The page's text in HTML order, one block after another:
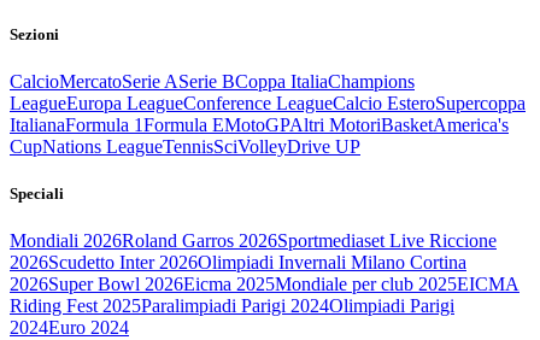
Sezioni
CalcioMercatoSerie ASerie BCoppa ItaliaChampions
LeagueEuropa LeagueConference LeagueCalcio EsteroSupercoppa
ItalianaFormula 1Formula EMotoGPAltri MotoriBasketAmerica's
CupNations LeagueTennisSciVolleyDrive UP
Speciali
Mondiali 2026Roland Garros 2026Sportmediaset Live Riccione
2026Scudetto Inter 2026Olimpiadi Invernali Milano Cortina
2026Super Bowl 2026Eicma 2025Mondiale per club 2025EICMA
Riding Fest 2025Paralimpiadi Parigi 2024Olimpiadi Parigi
2024Euro 2024